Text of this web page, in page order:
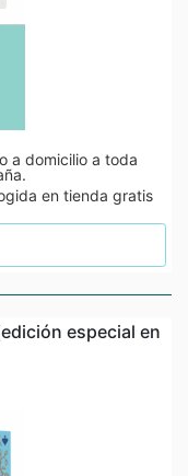
a domicilio a toda
en tienda gratis
especial en